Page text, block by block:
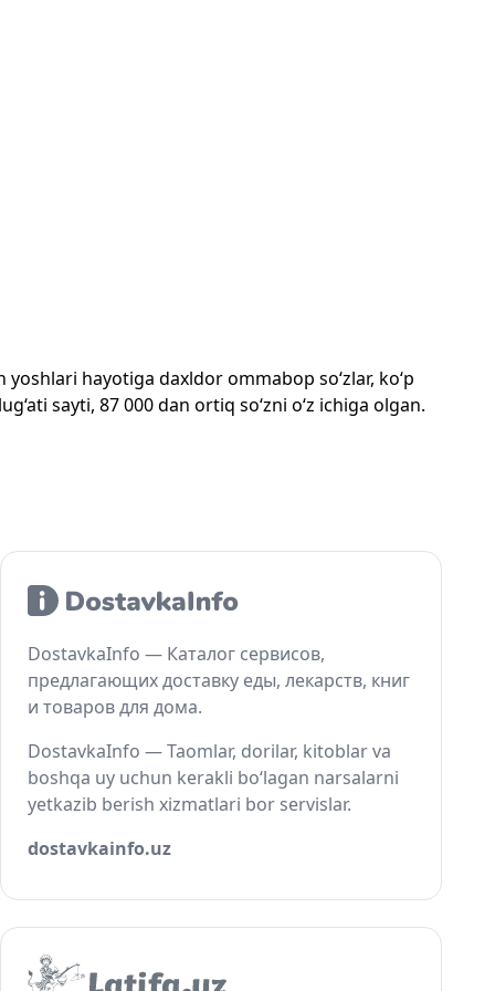
hayotiga daxldor ommabop so‘zlar, ko‘p
sayti, 87 000 dan ortiq so‘zni o‘z ichiga olgan.
DostavkaInfo — Каталог сервисов,
предлагающих доставку еды, лекарств, книг
и товаров для дома.
DostavkaInfo — Taomlar, dorilar, kitoblar va
boshqa uy uchun kerakli bo‘lagan narsalarni
yetkazib berish xizmatlari bor servislar.
dostavkainfo.uz